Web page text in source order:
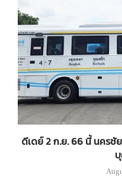
ดีเดย์ 2 ก.ย. 66 นี้ นครชั